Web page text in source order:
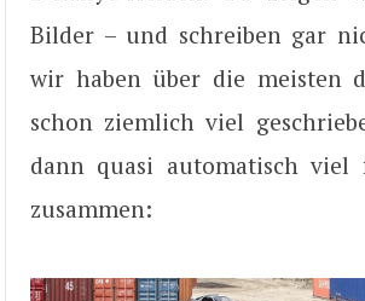
Bilder – und schreiben gar
wir haben über die meisten
schon ziemlich viel
dann quasi automatisch viel
zusammen: